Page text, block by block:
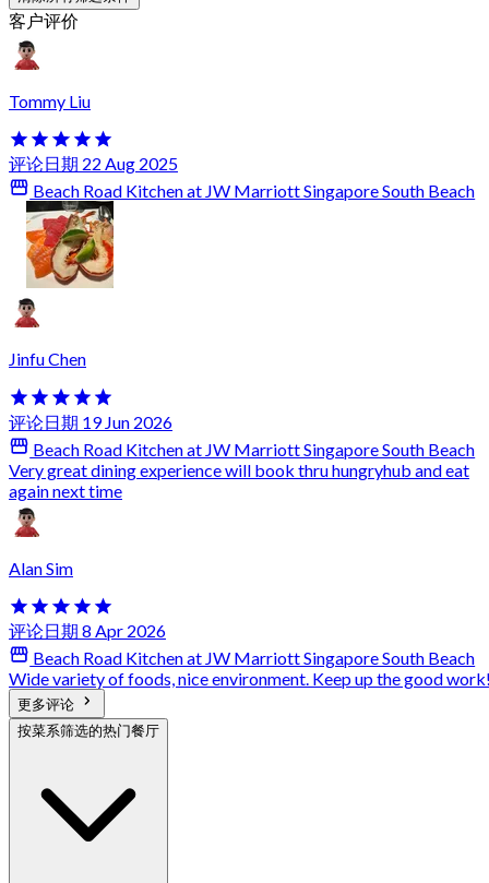
客户评价
Tommy Liu
评论日期 22 Aug 2025
Beach Road Kitchen at JW Marriott Singapore South Beach
Jinfu Chen
评论日期 19 Jun 2026
Beach Road Kitchen at JW Marriott Singapore South Beach
Very great dining experience will book thru hungryhub and eat
again next time
Alan Sim
评论日期 8 Apr 2026
Beach Road Kitchen at JW Marriott Singapore South Beach
Wide variety of foods, nice environment. Keep up the good
更多评论
按菜系筛选的热门餐厅